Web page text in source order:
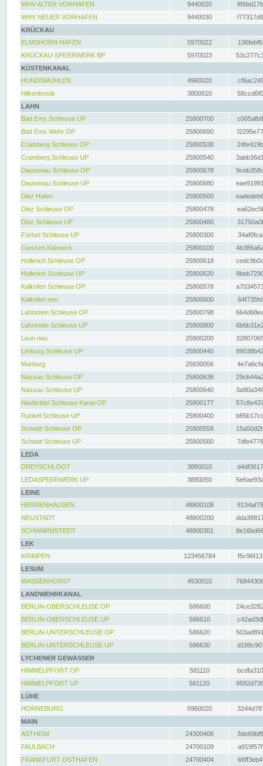
WHV ALTER VORHAFEN
9440020
WHV NEUER VORHAFEN
9440030
KRÜCKAU
ELMSHORN HAFEN
5970022
KRÜCKAU-SPERRWERK BP
5970023
KÜSTENKANAL
HUNDSMÜHLEN
4960020
Hilkenbrook
3800010
LAHN
Bad Ems Schleuse UP
25800700
Bad Ems Wehr OP
25800690
Cramberg Schleuse OP
25800538
Cramberg Schleuse UP
25800540
Dausenau Schleuse OP
25800678
Dausenau Schleuse UP
25800680
Diez Hafen
25800500
Diez Schleuse OP
25800478
Diez Schleuse UP
25800480
Fürfurt Schleuse UP
25800300
Giessen Klärwerk
25800100
Hollerich Schleuse OP
25800618
Hollerich Schleuse UP
25800620
Kalkofen Schleuse OP
25800578
Kalkofen neu
25800600
Lahnstein Schleuse OP
25800798
Lahnstein Schleuse UP
25800800
Leun neu
25800200
Limburg Schleuse UP
25800440
Marburg
25830056
Nassau Schleuse OP
25800638
Nassau Schleuse UP
25800640
Niederbiel Schleuse Kanal OP
25800177
Runkel Schleuse UP
25800400
Scheidt Schleuse OP
25800558
Scheidt Schleuse UP
25800560
LEDA
DREYSCHLOOT
3880010
LEDASPERRWERK UP
3880050
LEINE
HERRENHAUSEN
48800108
NEUSTADT
48800200
SCHWARMSTEDT
48800301
LEK
KRIMPEN
123456784
LESUM
WASSERHORST
4930010
LANDWEHRKANAL
BERLIN-OBERSCHLEUSE OP
586600
BERLIN-OBERSCHLEUSE UP
586610
BERLIN-UNTERSCHLEUSE OP
586620
BERLIN-UNTERSCHLEUSE UP
586630
LYCHENER GEWÄSSER
HIMMELPFORT OP
581110
HIMMELPFORT UP
581120
LÜHE
HORNEBURG
5960020
MAIN
ASTHEIM
24300406
FAULBACH
24700109
FRANKFURT OSTHAFEN
24700404